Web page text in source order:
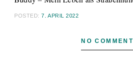
POSTED:7. APRIL 2022
NO